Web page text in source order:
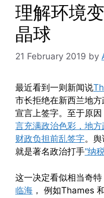
理解环境
晶球
21 February 2019 by
最近看到一则新闻说
市长拒绝在新西兰地
宣言上签字。至于原因
言充满政治色彩，地
财政负担前乱签字。
就是著名政治打手“纳
这一决定看似相当奇
临海 ， 例如Thames